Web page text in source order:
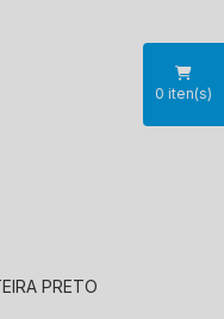
PRETO
0 iten(s)